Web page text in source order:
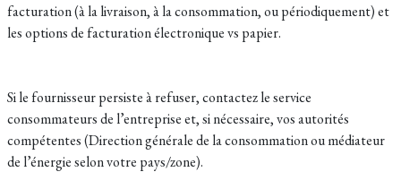
facturation (à la livraison, à la consommation, ou périodiquement) et
les options de facturation électronique vs papier.
Si le fournisseur persiste à refuser, contactez le service
consommateurs de l’entreprise et, si nécessaire, vos autorités
compétentes (Direction générale de la consommation ou médiateur
de l’énergie selon votre pays/zone).